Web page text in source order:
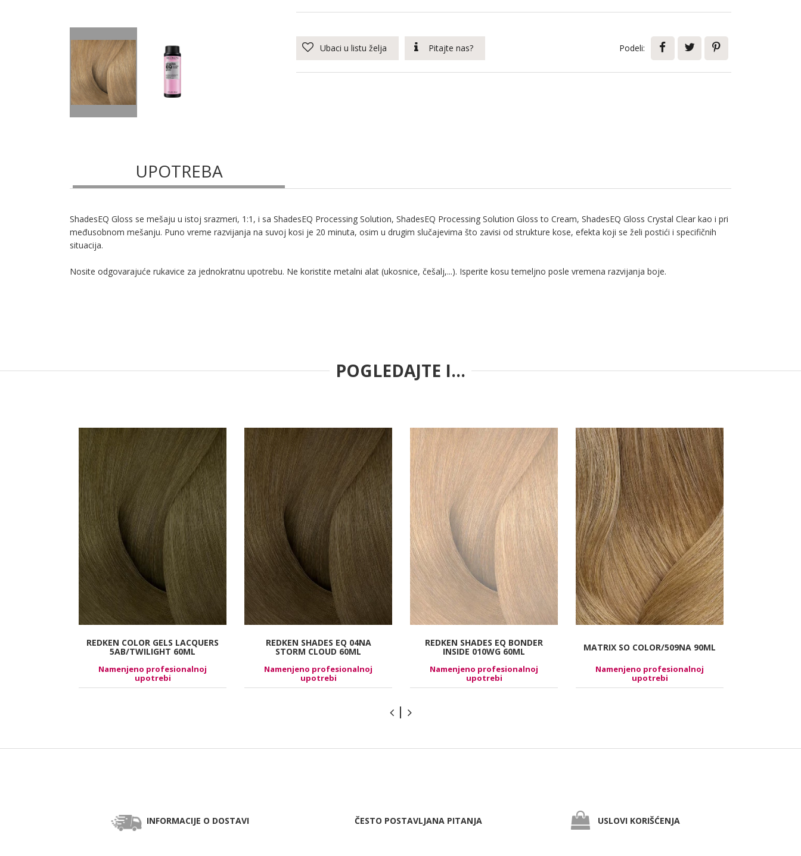
Ubaci u listu želja Pitajte nas? Podeli:
UPOTREBA
ShadesEQ Gloss se mešaju u istoj srazmeri, 1:1, i sa ShadesEQ Processing Solution, ShadesEQ Processing Solution Gloss to Cream, ShadesEQ Gloss Crystal Clear kao i pri
međusobnom mešanju. Puno vreme razvijanja na suvoj kosi je 20 minuta, osim u drugim slučajevima što zavisi od strukture kose, efekta koji se želi postići i specifičnih
situacija.
Nosite odgovarajuće rukavice za jednokratnu upotrebu. Ne koristite metalni alat (ukosnice, češalj,...). Isperite kosu temeljno posle vremena razvijanja boje.
POGLEDAJTE I...
REDKEN COLOR GELS LACQUERS
5AB/TWILIGHT 60ML
Namenjeno profesionalnoj
upotrebi
REDKEN SHADES EQ 04NA
STORM CLOUD 60ML
Namenjeno profesionalnoj
upotrebi
REDKEN SHADES EQ BONDER
INSIDE 010WG 60ML
Namenjeno profesionalnoj
upotrebi
MATRIX SO COLOR/509NA 90ML
Namenjeno profesionalnoj
upotrebi
INFORMACIJE O DOSTAVI ČESTO POSTAVLJANA PITANJA USLOVI KORIŠĆENJA